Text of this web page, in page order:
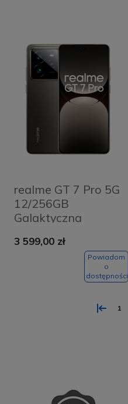
realme GT 7 Pro 5G
12/256GB
Galaktyczna
Grey
3 599,00 zł
Powiadom
o
dostępności
« 1